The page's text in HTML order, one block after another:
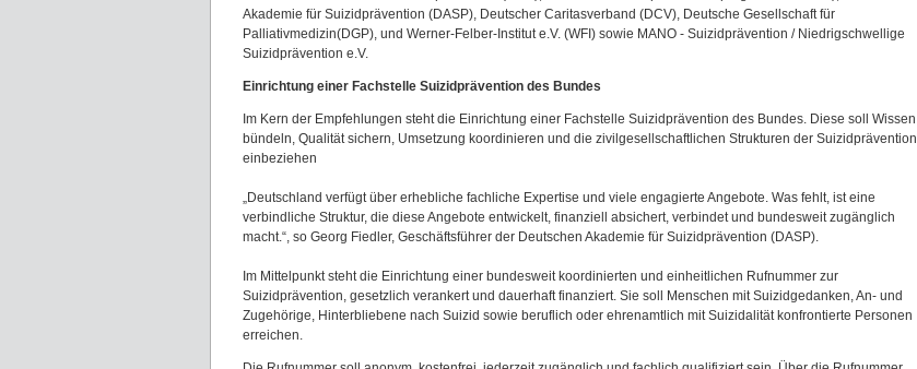
Akademie für Suizidprävention (DASP), Deutscher Caritasverband (DCV), Deutsche Gesellschaft für
Palliativmedizin(DGP), und Werner-Felber-Institut e.V. (WFI) sowie MANO - Suizidprävention / Niedrigschwellige
Suizidprävention e.V.
Einrichtung einer Fachstelle Suizidprävention des Bundes
Im Kern der Empfehlungen steht die Einrichtung einer Fachstelle Suizidprävention des Bundes. Diese soll Wissen
bündeln, Qualität sichern, Umsetzung koordinieren und die zivilgesellschaftlichen Strukturen der Suizidprävention
einbeziehen
„Deutschland verfügt über erhebliche fachliche Expertise und viele engagierte Angebote. Was fehlt, ist eine
verbindliche Struktur, die diese Angebote entwickelt, finanziell absichert, verbindet und bundesweit zugänglich
macht.“, so Georg Fiedler, Geschäftsführer der Deutschen Akademie für Suizidprävention (DASP).
Im Mittelpunkt steht die Einrichtung einer bundesweit koordinierten und einheitlichen Rufnummer zur
Suizidprävention, gesetzlich verankert und dauerhaft finanziert. Sie soll Menschen mit Suizidgedanken, An- und
Zugehörige, Hinterbliebene nach Suizid sowie beruflich oder ehrenamtlich mit Suizidalität konfrontierte Personen
erreichen.